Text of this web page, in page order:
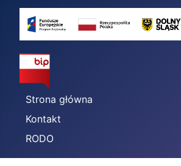
Strona główna
Kontakt
RODO